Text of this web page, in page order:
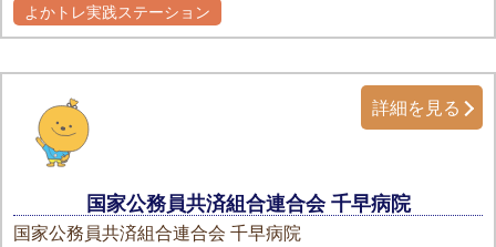
よかトレ実践ステーション
国家公務員共済組合連合会 千早病院
国家公務員共済組合連合会 千早病院
詳細を見る